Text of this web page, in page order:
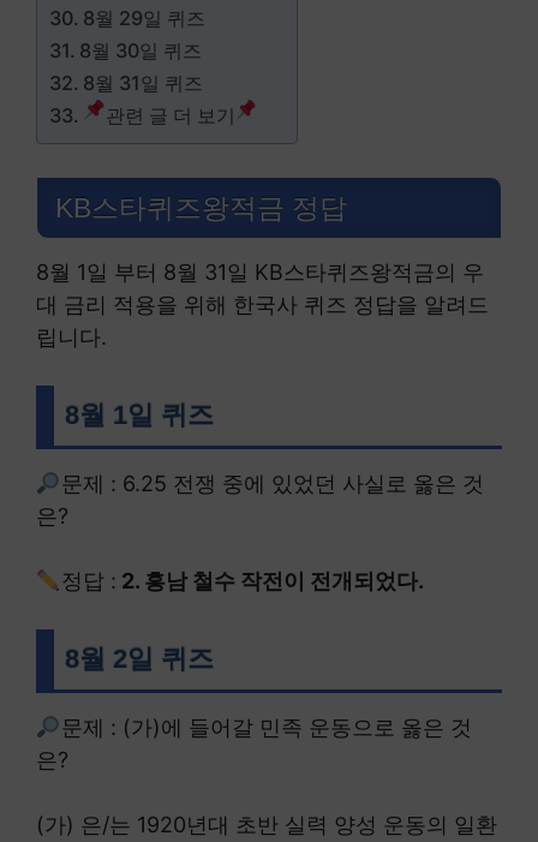
8월 29일 퀴즈
8월 30일 퀴즈
8월 31일 퀴즈
관련 글 더 보기
KB스타퀴즈왕적금 정답
8월 1일 부터 8월 31일 KB스타퀴즈왕적금의 우
대 금리 적용을 위해 한국사 퀴즈 정답을 알려드
립니다.
8월 1일 퀴즈
문제 : 6.25 전쟁 중에 있었던 사실로 옳은 것
은?
정답 : 2. 흥남 철수 작전이 전개되었다.
8월 2일 퀴즈
문제 : (가)에 들어갈 민족 운동으로 옳은 것
은?
(가) 은/는 1920년대 초반 실력 양성 운동의 일환